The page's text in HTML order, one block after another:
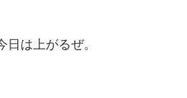
日は上がるぜ。